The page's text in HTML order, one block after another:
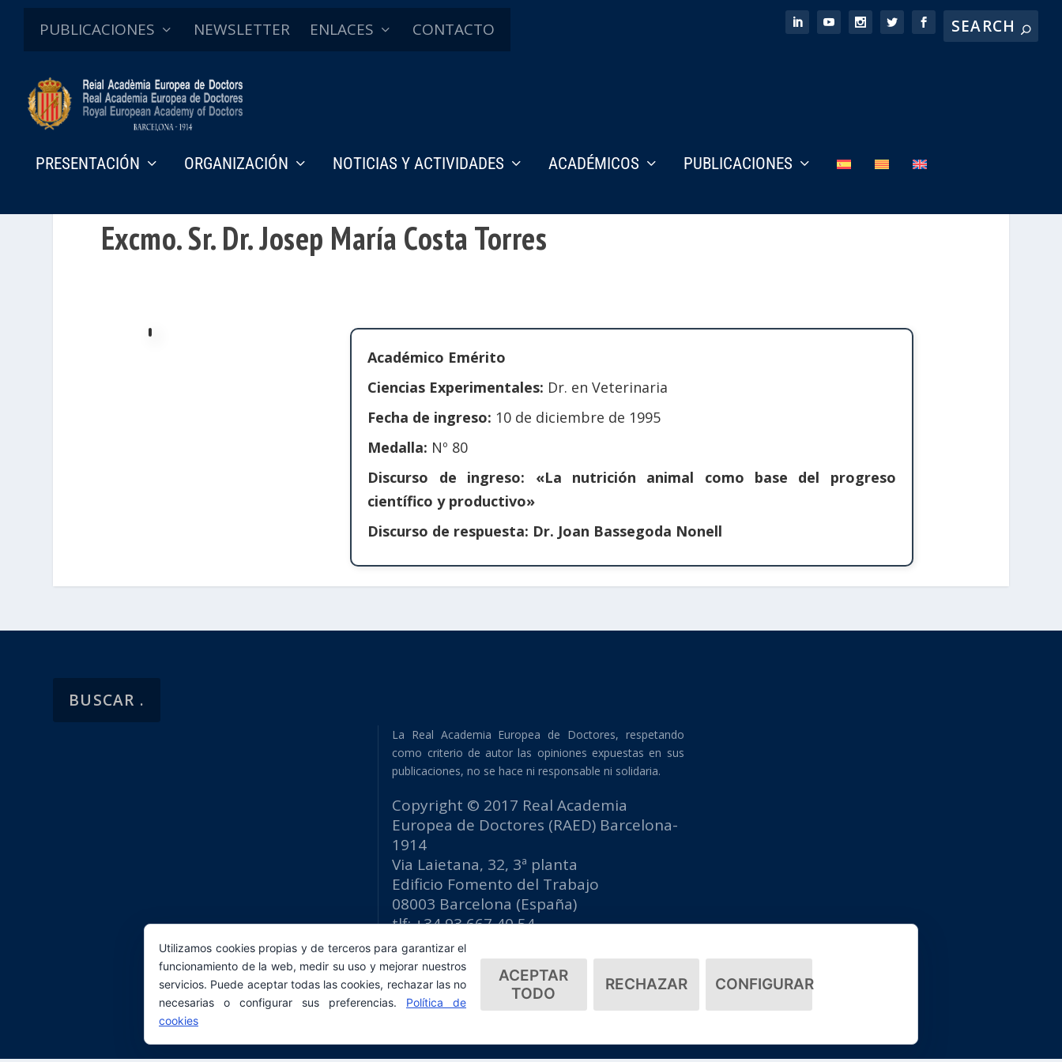
PUBLICACIONES NEWSLETTER ENLACES CONTACTO
PRESENTACIÓN ORGANIZACIÓN NOTICIAS Y ACTIVIDADES ACADÉMICOS PUBLICACIONES
Excmo. Sr. Dr. Josep María Costa Torres
Académico Emérito
Ciencias Experimentales: Dr. en Veterinaria
Fecha de ingreso: 10 de diciembre de 1995
Medalla: Nº 80
Discurso de ingreso:
«La nutrición animal como base del progreso
científico y productivo»
Discurso de respuesta: Dr. Joan Bassegoda Nonell
La Real Academia Europea de Doctores, respetando
como criterio de autor las opiniones expuestas en sus
publicaciones, no se hace ni responsable ni solidaria.
Copyright © 2017 Real Academia
Europea de Doctores (RAED) Barcelona-
1914
Via Laietana, 32, 3ª planta
Edificio Fomento del Trabajo
08003 Barcelona (España)
tlf: +34 93 667 40 54
secretaria@raed.academy
Contacto y suscripción Newsletter
Política de privacidad
Utilizamos cookies propias y de terceros para garantizar el
funcionamiento de la web, medir su uso y mejorar nuestros
servicios. Puede aceptar todas las cookies, rechazar las no
necesarias o configurar sus preferencias. Política de
cookies
ACEPTAR
TODO
RECHAZAR CONFIGURAR